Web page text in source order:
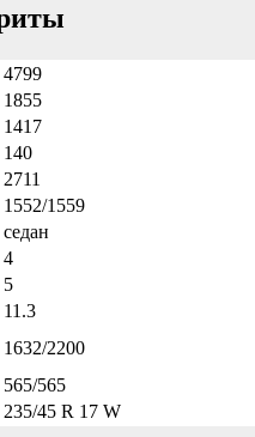
4799
1855
1417
140
2711
1552/1559
седан
4
5
11.3
1632/2200
565/565
235/45 R 17 W